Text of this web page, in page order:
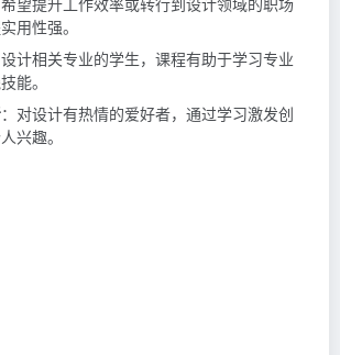
用性强。
计相关专业的学生，课程有助于学习专业
能。
：对设计有热情的爱好者，通过学习激发创
兴趣。